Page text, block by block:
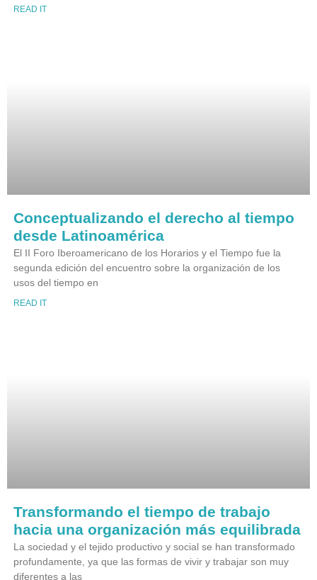
READ IT
Conceptualizando el derecho al tiempo
desde Latinoamérica
El II Foro Iberoamericano de los Horarios y el Tiempo fue la
segunda edición del encuentro sobre la organización de los
usos del tiempo en
READ IT
Transformando el tiempo de trabajo
hacia una organización más equilibrada
La sociedad y el tejido productivo y social se han transformado
profundamente, ya que las formas de vivir y trabajar son muy
diferentes a las